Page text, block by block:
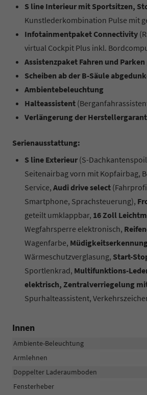
S line Interieur mit Sportsitzen,
Kunstlederkombination Pulse mit
Infotainmentpaket Connectivity
virtual Cockpit Plus inkl.
Assistenzpaket Fahren und
Scheiben ab der B-Säule
Ambientebeleuchtung
Halteassistent
Verlängerung der
Serienausstattung:
S line Exterieur (S-
Seitenairbag vorn mit Kopfairbag,
Service, Audi drive select
Smartphone, Sprachsteuerung),
geteilt umklappbar, 16 Zoll
Wegfahrsperre elektronisch,
Wagenfarbe, Müdigkeitserkennung
Wärmeschutzverglasung, Start-
Sportlenkrad, Multifunktions-
elektrisch, Zentralverriegelung
Spurhalteassistent,
Innen
Ambiente-Beleuchtung
Armlehnen
Doppelter Laderaumboden
Fensterheber